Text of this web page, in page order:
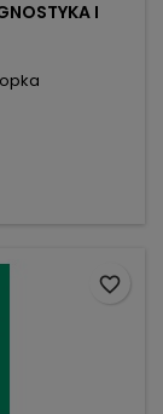
I
favorite_border